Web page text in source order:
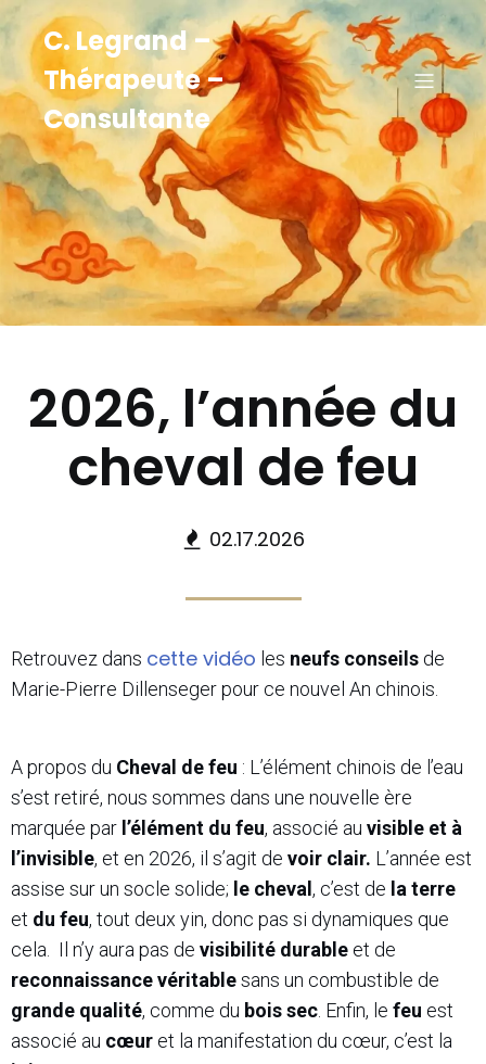
C. Legrand –
Thérapeute –
Consultante
2026, l’année du
cheval de feu
02.17.2026
Retrouvez dans cette vidéo les neufs conseils de
Marie-Pierre Dillenseger pour ce nouvel An chinois.
A propos du Cheval de feu : L’élément chinois de l’eau
s’est retiré, nous sommes dans une nouvelle ère
marquée par l’élément du feu, associé au visible et à
l’invisible, et en 2026, il s’agit de voir clair. L’année est
assise sur un socle solide; le cheval , c’est de la terre
et du feu, tout deux yin, donc pas si dynamiques que
cela. Il n’y aura pas de visibilité durable et de
reconnaissance véritablesans un combustible de
grande qualité, comme du bois sec . Enfin, le feu est
associé au cœur et la manifestation du cœur, c’est la